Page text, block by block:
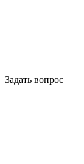
Задать вопрос